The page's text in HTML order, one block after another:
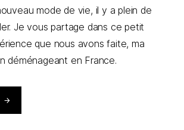
mode de vie, il y a plein de
Je vous partage dans ce petit
que nous avons faite, ma
déménageant en France.